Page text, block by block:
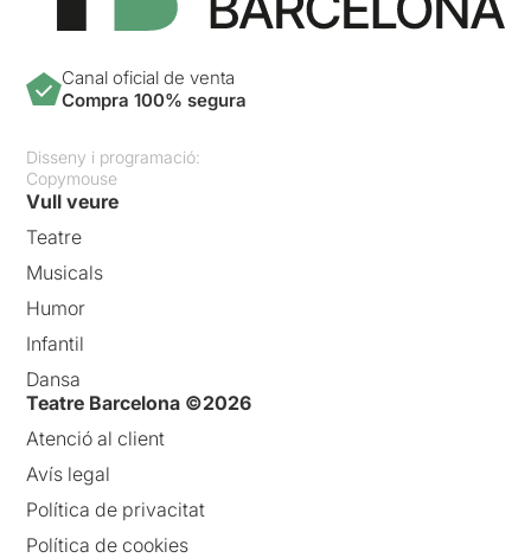
Canal oficial de venta
Compra 100% segura
Disseny i programació:
Copymouse
Vull veure
Teatre
Musicals
Humor
Infantil
Dansa
Teatre Barcelona ©2026
Atenció al client
Avís legal
Política de privacitat
Política de cookies